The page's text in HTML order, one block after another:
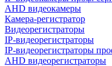
AHD видеокамеры
Камера-регистратор
Видеорегистраторы
IP-видеорегистраторы
IP-видеорегистраторы
AHD видеорегистраторы